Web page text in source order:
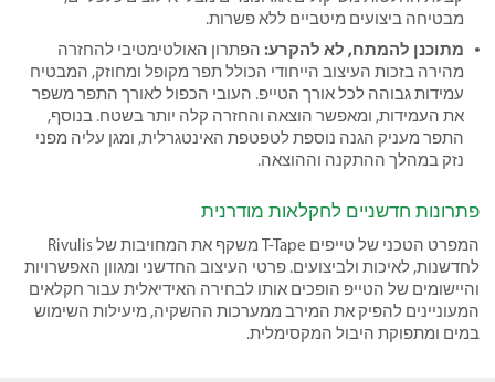
מבטיחה ביצועים מיטביים ללא פשרות.
מתוכנן להמתח, לא להקרע: הפתרון האולטימטיבי להחזרה
מהירה בזכות העיצוב הייחודי הכולל תפר מקופל ומחוזק, המבטיח
עמידות גבוהה לכל אורך הטייפ. העובי הכפול לאורך התפר משפר
את העמידות, ומאפשר הוצאה והחזרה קלה יותר בשטח. בנוסף,
התפר מעניק הגנה נוספת לטפטפת האינטגרלית, ומגן עליה מפני
נזק במהלך ההתקנה וההוצאה.
פתרונות חדשניים לחקלאות מודרנית
המפרט הטכני של טייפים T-Tape משקף את המחויבות של Rivulis
לחדשנות, לאיכות ולביצועים. פרטי העיצוב החדשני ומגוון האפשרויות
והיישומים של הטייפ הופכים אותו לבחירה האידיאלית עבור חקלאים
המעוניינים להפיק את המירב ממערכות ההשקיה, מיעילות השימוש
במים ומתפוקת היבול המקסימלית.